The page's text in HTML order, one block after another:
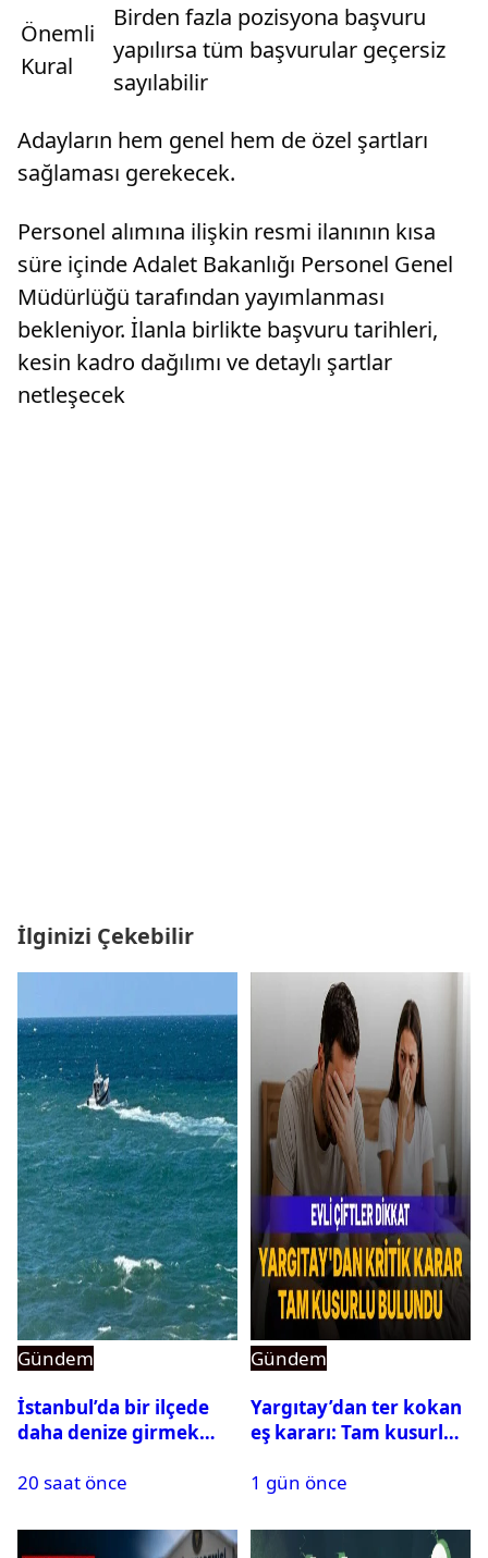
Önemli
Kural
Birden fazla pozisyona başvuru
yapılırsa tüm başvurular geçersiz
sayılabilir
Adayların hem genel hem de özel şartları
sağlaması gerekecek.
Personel alımına ilişkin resmi ilanının kısa
süre içinde Adalet Bakanlığı Personel Genel
Müdürlüğü tarafından yayımlanması
bekleniyor. İlanla birlikte başvuru tarihleri,
kesin kadro dağılımı ve detaylı şartlar
netleşecek
İlginizi Çekebilir
Gündem
İstanbul’da bir ilçede
daha denize girmek
20 saat önce
Gündem
Yargıtay’dan ter kokan
eş kararı: Tam kusurlu
1 gün önce